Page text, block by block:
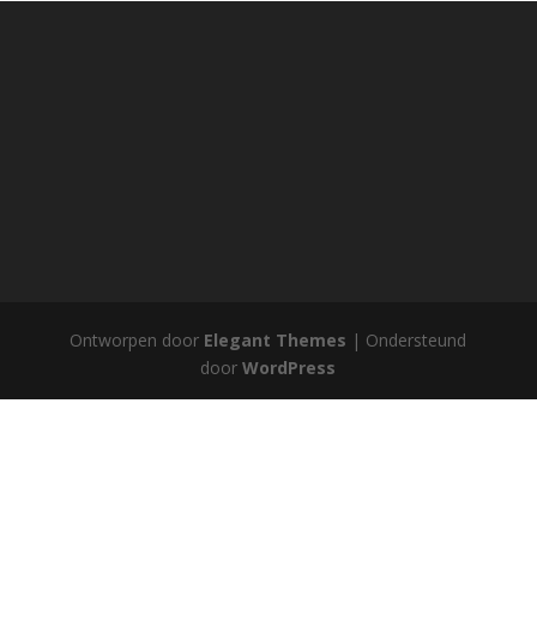
Ontworpen door Elegant Themes | Ondersteund
doorWordPress